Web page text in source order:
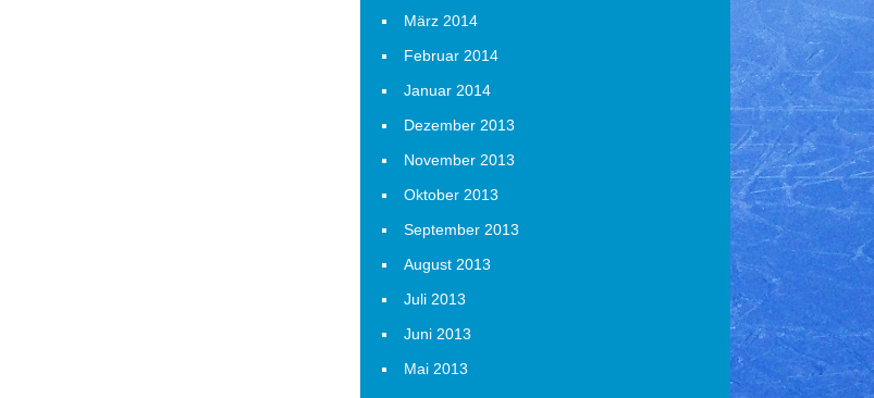
März 2014
Februar 2014
Januar 2014
Dezember 2013
November 2013
Oktober 2013
September 2013
August 2013
Juli 2013
Juni 2013
Mai 2013